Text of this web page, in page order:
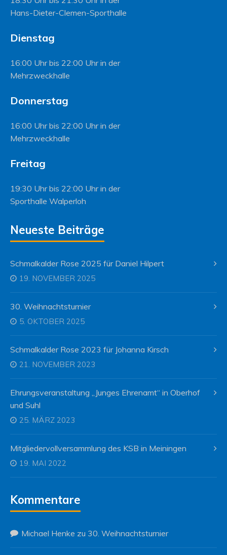
Hans-Dieter-Clemen-Sporthalle
Dienstag
16:00 Uhr bis 22:00 Uhr in der
Mehrzweckhalle
Donnerstag
16:00 Uhr bis 22:00 Uhr in der
Mehrzweckhalle
Freitag
19:30 Uhr bis 22:00 Uhr in der
Sporthalle Walperloh
Neueste Beiträge
Schmalkalder Rose 2025 für Daniel Hilpert
19. NOVEMBER 2025
30. Weihnachtsturnier
5. OKTOBER 2025
Schmalkalder Rose 2023 für Johanna Kirsch
21. NOVEMBER 2023
Ehrungsveranstaltung „Junges Ehrenamt“ in Oberhof
und Suhl
25. MÄRZ 2023
Mitgliedervollversammlung des KSB in Meiningen
19. MAI 2022
Kommentare
Michael Henke zu 30. Weihnachtsturnier